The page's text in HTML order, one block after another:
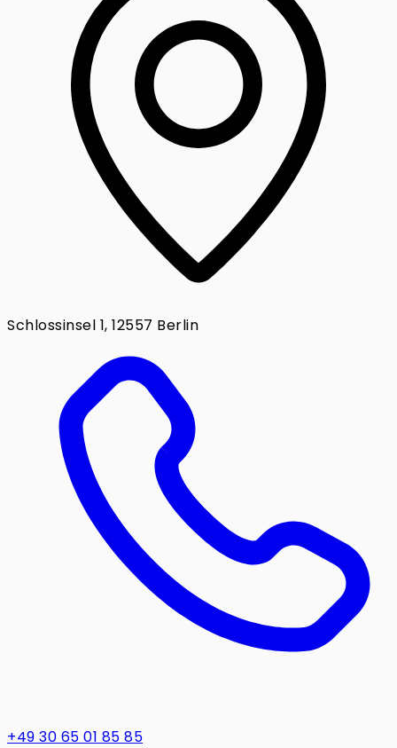
Schlossinsel 1, 12557 Berlin
+49 30 65 01 85 85